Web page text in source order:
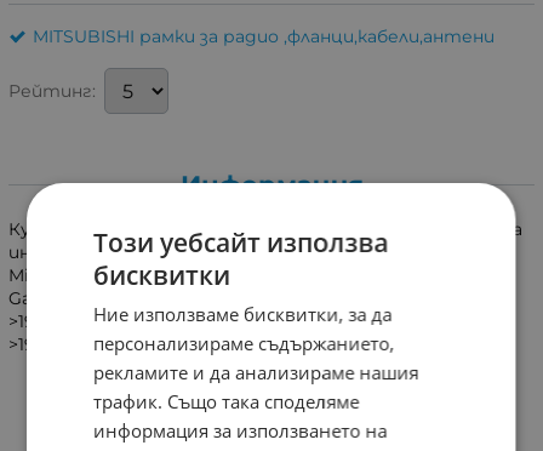
MITSUBISHI рамки за радио ,фланци,кабели,антени
Рейтинг:
Информация
Куплунг за свързване на авто-радио към оригиналната
инсталация на автомобил MITSUBISHI преди 1995 год.
Mitsubishi Colt->1995, Mitsubishi Eclipse ->1995, Mitsubishi
Galant ->1995, Mitsubishi L200 ->1995, Mitsubishi Pajero -
>1995, Mitsubishi Sigma ->1996, Mitsubishi Space Runner-
>1995, Mitsubishi Space Wagon ->1995
Този уебсайт използва
бисквитки
Ние използваме бисквитки, за да
персонализираме съдържанието,
рекламите и да анализираме нашия
трафик. Също така споделяме
информация за използването на